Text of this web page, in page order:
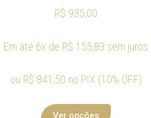
R$ 935,00
Em até 6x de R$ 155,83 sem juros
ou R$ 841,50 no PIX (10% OFF)
Ver opções